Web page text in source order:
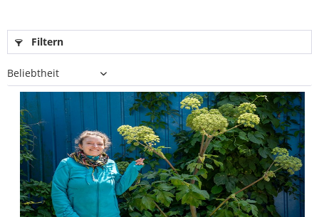
Filtern